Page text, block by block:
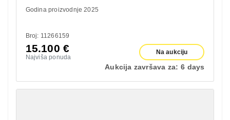
Godina proizvodnje 2025
Broj: 11266159
15.100 €
Najviša ponuda
Na aukciju
Aukcija završava za: 6 days